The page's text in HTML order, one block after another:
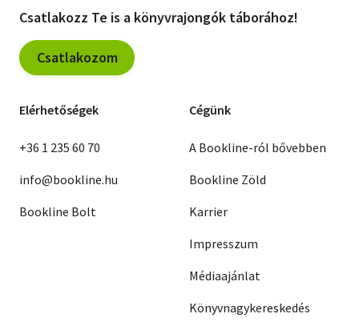
Csatlakozz Te is a könyvrajongók táborához!
Csatlakozom
Elérhetőségek
+36 1 235 60 70
info@bookline.hu
Bookline Bolt
Cégünk
A Bookline-ról bővebben
Bookline Zöld
Karrier
Impresszum
Médiaajánlat
Könyvnagykereskedés